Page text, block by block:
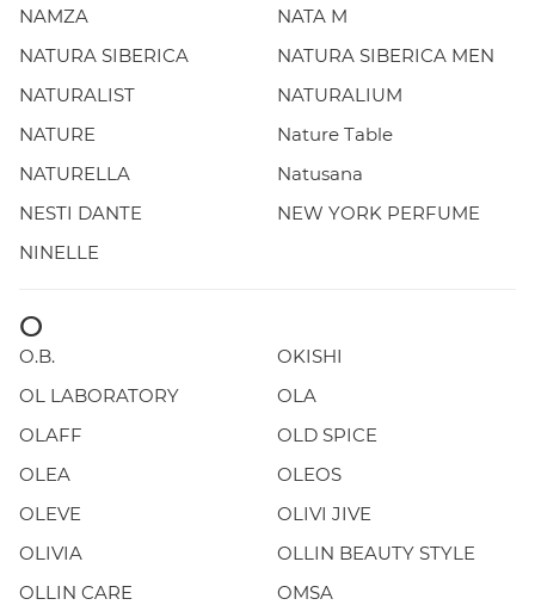
NAMZA
NATA M
NATURA SIBERICA
NATURA SIBERICA MEN
NATURALIST
NATURALIUM
NATURE
Nature Table
NATURELLA
Natusana
NESTI DANTE
NEW YORK PERFUME
NINELLE
O
O.B.
OKISHI
OL LABORATORY
OLA
OLAFF
OLD SPICE
OLEA
OLEOS
OLEVE
OLIVI JIVE
OLIVIA
OLLIN BEAUTY STYLE
OLLIN CARE
OMSA